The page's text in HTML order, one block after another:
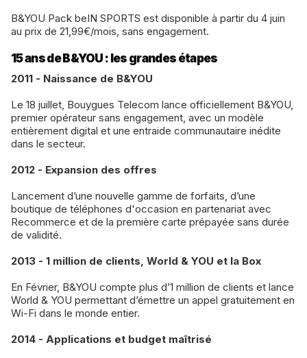
B&YOU Pack beIN SPORTS est disponible à partir du 4 juin
au prix de 21,99€/mois, sans engagement.
15 ans de B&YOU : les grandes étapes
2011 - Naissance de B&YOU
Le 18 juillet, Bouygues Telecom lance officiellement B&YOU,
premier opérateur sans engagement, avec un modèle
entièrement digital et une entraide communautaire inédite
dans le secteur.
2012 - Expansion des offres
Lancement d’une nouvelle gamme de forfaits, d’une
boutique de téléphones d'occasion en partenariat avec
Recommerce et de la première carte prépayée sans durée
de validité.
2013 - 1 million de clients, World & YOU et la Box
En Février, B&YOU compte plus d’1 million de clients et lance
World & YOU permettant d’émettre un appel gratuitement en
Wi-Fi dans le monde entier.
2014 - Applications et budget maîtrisé